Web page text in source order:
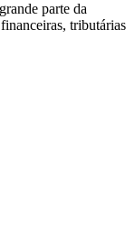
parte da
tributárias